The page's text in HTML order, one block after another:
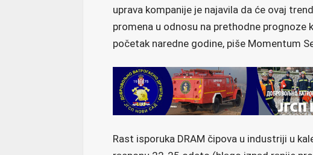
uprava kompanije je najavila da će ovaj
promena u odnosu na prethodne prognoze
početak naredne godine, piše Momentum
Rast isporuka DRAM čipova u industriji u